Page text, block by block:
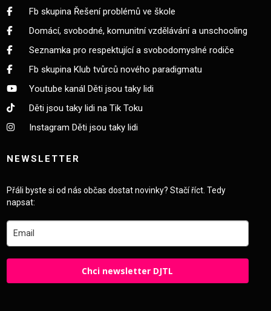
Fb skupina Řešení problémů ve škole
Domácí, svobodné, komunitní vzdělávání a unschooling
Seznamka pro respektující a svobodomyslné rodiče
Fb skupina Klub tvůrců nového paradigmatu
Youtube kanál Děti jsou taky lidi
Děti jsou taky lidi na Tik Toku
Instagram Děti jsou taky lidi
NEWSLETTER
Přáli byste si od nás občas dostat novinky? Stačí říct. Tedy
napsat:
Chci newsletter DJTL